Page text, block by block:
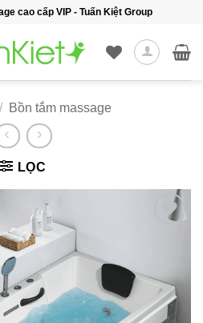
cao cấp VIP - Tuấn Kiệt Group
/ Bồn tắm massage
LỌC